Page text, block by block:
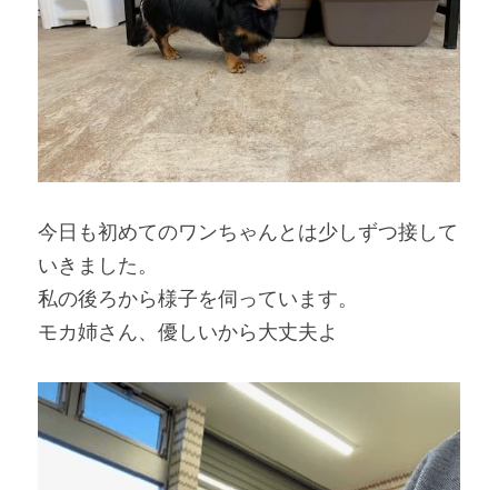
今日も初めてのワンちゃんとは少しずつ接して
いきました。
私の後ろから様子を伺っています。
モカ姉さん、優しいから大丈夫よ